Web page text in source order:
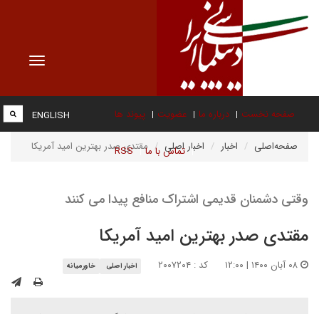
Toggle
صفحه نخست درباره ما عضویت پیوند ها
تماس با ما RSS
ENGLISH
صفحه‌اصلی اخبار اخبار اصلی مقتدی صدر بهترین امید آمریکا
وقتی دشمنان قدیمی اشتراک منافع پیدا می کنند
مقتدی صدر بهترین امید آمریکا
کد : ۲۰۰۷۲۰۴ اخبار اصلی خاورمیانه